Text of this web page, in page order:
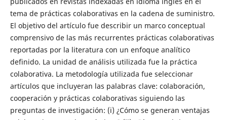
tema de prácticas colaborativas en la cadena de suministro.
El objetivo del artículo fue describir un marco conceptual
comprensivo de las más recurrentes prácticas colaborativas
reportadas por la literatura con un enfoque analítico
definido. La unidad de análisis utilizada fue la práctica
colaborativa. La metodología utilizada fue seleccionar
artículos que incluyeran las palabras clave: colaboración,
cooperación y prácticas colaborativas siguiendo las
preguntas de investigación: (i) ¿Cómo se generan ventajas